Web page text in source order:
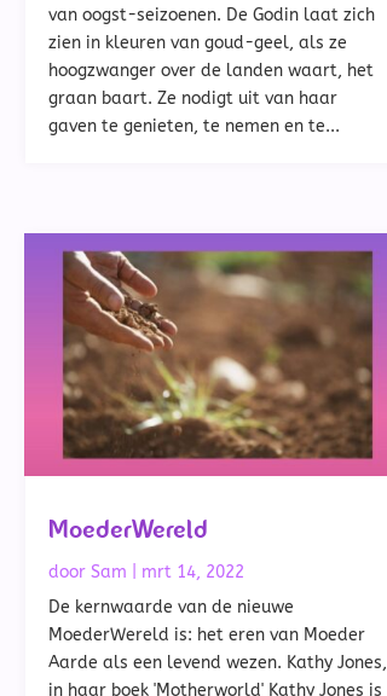
van oogst-seizoenen. De Godin laat zich
zien in kleuren van goud-geel, als ze
hoogzwanger over de landen waart, het
graan baart. Ze nodigt uit van haar
gaven te genieten, te nemen en te...
MoederWereld
door Sam
mrt 14, 2022
De kernwaarde van de nieuwe
MoederWereld is: het eren van Moeder
Aarde als een levend wezen. Kathy Jones,
in haar boek 'Motherworld' Kathy Jones is